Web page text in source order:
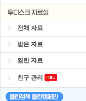
전체 자료
받은 자료
찜한 자료
친구 관리